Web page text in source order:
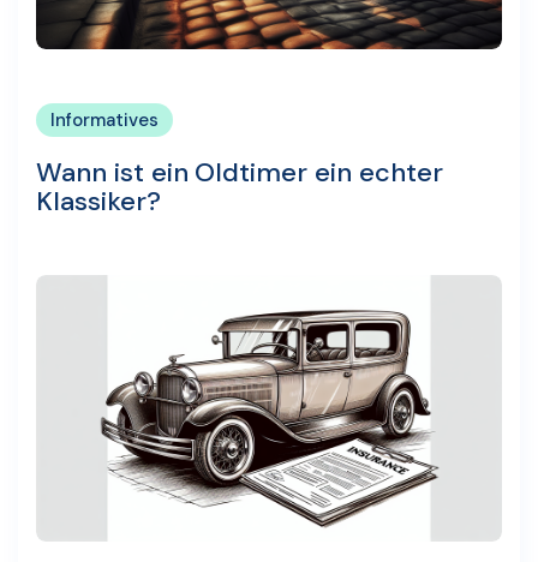
Informatives
Wann ist ein Oldtimer ein echter
Klassiker?